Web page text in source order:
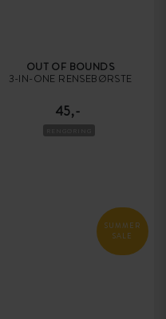
OUT OF BOUNDS
3-IN-ONE RENSEBØRSTE
45,-
SUMMER
SALE